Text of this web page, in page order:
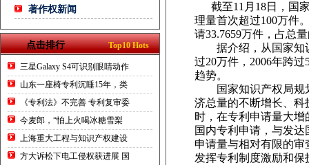
著作权新闻
点击排行 Top10 Hots
三星Galaxy S4可识别眼睛动作
山东一座椅专利沉睡15年，类
《专利法》不完善 专利复审委
今麦郎，“怕上火喝冰糖雪梨
上海重大工程与知识产权建设
方大诉松下电工侵权获进展 国
截至11月18日，国家
理量首次超过100万件
请33.7659万件，占总
据介绍，从国家知识
过20万件，2006年跨
趋势。
国家知识产权局规划
济总量的不断增长、
时，在专利申请量大
国内专利申请，与发
申请量与相对有限的
发挥专利制度激励和